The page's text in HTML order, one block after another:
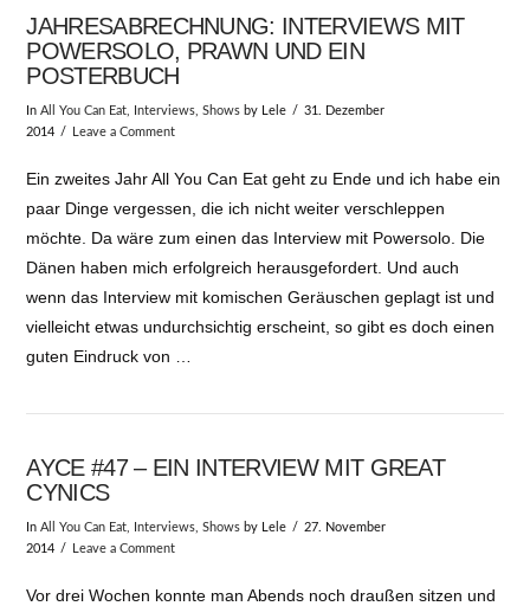
JAHRESABRECHNUNG: INTERVIEWS MIT
POWERSOLO, PRAWN UND EIN
POSTERBUCH
InAll You Can Eat, Interviews,Shows by Lele
31. Dezember
2014
Leave a Comment
Ein zweites Jahr All You Can Eat geht zu Ende und ich habe ein
paar Dinge vergessen, die ich nicht weiter verschleppen
möchte. Da wäre zum einen das Interview mit Powersolo. Die
Dänen haben mich erfolgreich herausgefordert. Und auch
wenn das Interview mit komischen Geräuschen geplagt ist und
vielleicht etwas undurchsichtig erscheint, so gibt es doch einen
guten Eindruck von …
AYCE #47 – EIN INTERVIEW MIT GREAT
CYNICS
InAll You Can Eat, Interviews,Shows by Lele
27. November
2014
Leave a Comment
Vor drei Wochen konnte man Abends noch draußen sitzen und